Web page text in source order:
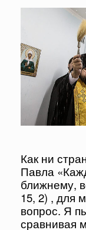
Как ни
Павла
ближнему,
15, 2) , для
вопрос. Я
сравнивая